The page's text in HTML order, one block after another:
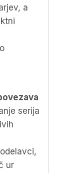
a
serija
ur